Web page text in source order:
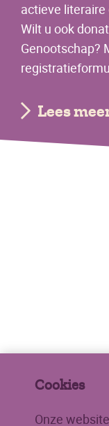
actieve
Wilt u ook
Genootschap?
Lees
Cookies
Onze